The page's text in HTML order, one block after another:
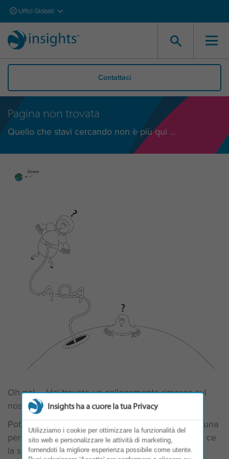
Uffici Globali
Contattaci
Pagina non trovata
Quello che stavi cercando non è più qui ...
Oh no! ... Hai trovato un collegamento rimosso sul
nostro sito. Siamo davvero spiacenti.
Potremmo essere occupati a cambiare il mondo: una
persona, un team o un'organizzazione alla volta... ce
la stiamo mettendo tutta!
Insights ha a cuore la tua Privacy
Utilizziamo i cookie per ottimizzare la funzionalità del
sito web e personalizzare le attività di marketing,
fornendoti la migliore esperienza possibile come utente.